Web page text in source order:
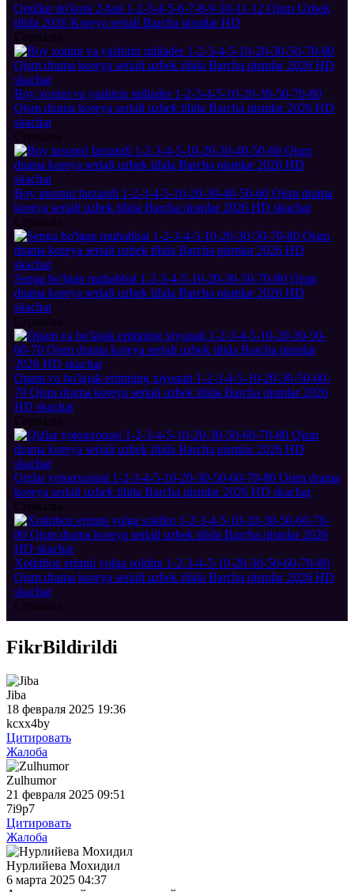
Qotillar do'koni 2-fasl 1-2-3-4-5-6-7-8-9-10-11-12 Qism Uzbek
tilida 2026 Koreya seriali Barcha qismlar HD
Сериалы
Boy xonim va yashirin millader 1-2-3-4-5-10-20-30-50-70-80
Qism drama koreya seriali uzbek tilida Barcha qismlar 2026 HD
skachat
Сериалы
Boy insonni farzandi 1-2-3-4-5-10-20-30-40-50-60 Qism drama
koreya seriali uzbek tilida Barcha qismlar 2026 HD skachat
Сериалы
Senga bo'lgan muhabbat 1-2-3-4-5-10-20-30-50-70-80 Qism
drama koreya seriali uzbek tilida Barcha qismlar 2026 HD
skachat
Сериалы
Opam va bo'lajak erimning xiyonati 1-2-3-4-5-10-20-30-50-60-
70 Qism drama koreya seriali uzbek tilida Barcha qismlar 2026
HD skachat
Сериалы
Qizlar yotoqxonasi 1-2-3-4-5-10-20-30-50-60-70-80 Qism drama
koreya seriali uzbek tilida Barcha qismlar 2026 HD skachat
Сериалы
Xotinboz erimni yolga soldim 1-2-3-4-5-10-20-30-50-60-70-80
Qism drama koreya seriali uzbek tilida Barcha qismlar 2026 HD
skachat
Сериалы
FikrBildirildi
Jiba
18 февраля 2025 19:36
kcxx4by
Цитировать
Жалоба
Zulhumor
21 февраля 2025 09:51
7i9p7
Цитировать
Жалоба
Нурлийева Мохидил
6 марта 2025 04:37